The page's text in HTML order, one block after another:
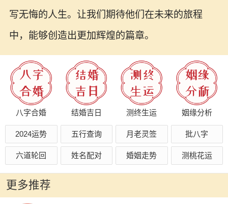
写无悔的人生。让我们期待他们在未来的旅程
中，能够创造出更加辉煌的篇章。
八字合婚 结婚吉日 测终生运 姻缘分析
2024运势 五行查询 月老灵签 批八字
六道轮回 姓名配对 婚姻走势 测桃花运
更多推荐